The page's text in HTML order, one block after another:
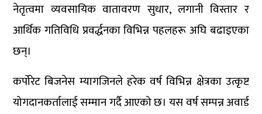
नेतृत्वमा व्यवसायिक वातावरण सुधार, लगानी विस्तार र
आर्थिक गतिविधि प्रवर्द्धनका विभिन्न पहलहरू अघि बढाइएका
छन्।
कर्पोरेट बिजनेस म्यागजिनले हरेक वर्ष विभिन्न क्षेत्रका उत्कृष्ट
योगदानकर्तालाई सम्मान गर्दै आएको छ। यस वर्ष सम्पन्न अवार्ड